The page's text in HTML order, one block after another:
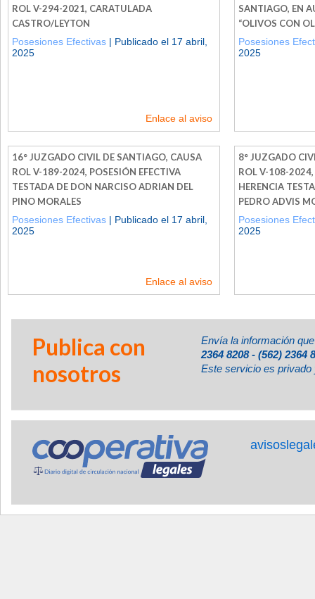
ROL V-294-2021, CARATULADA
CASTRO/LEYTON
Posesiones Efectivas | Publicado el 17 abril,
2025
Enlace al aviso
SANTIAGO, EN
“OLIVOS CON
Posesiones
2025
16° JUZGADO CIVIL DE SANTIAGO, CAUSA
ROL V-189-2024, POSESIÓN EFECTIVA
TESTADA DE DON NARCISO ADRIAN DEL
PINO MORALES
Posesiones Efectivas | Publicado el 17 abril,
2025
Enlace al aviso
8° JUZGADO
ROL V-108-2024,
HERENCIA
PEDRO ADVIS
Posesiones
2025
Publica con
nosotros
Envía la información
2364 8208 - (562) 2364
Este servicio es privado